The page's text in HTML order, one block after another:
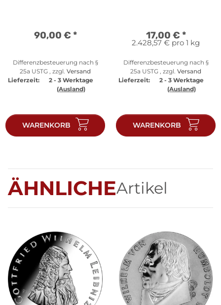
90,00 € *
Differenzbesteuerung nach §
25a USTG , zzgl. Versand
Lieferzeit:
2 - 3 Werktage
(Ausland)
WARENKORB
17,00 € *
2.428,57 € pro 1 kg
Differenzbesteuerung nach §
25a USTG , zzgl. Versand
Lieferzeit:
2 - 3 Werktage
(Ausland)
WARENKORB
ÄHNLICHEArtikel